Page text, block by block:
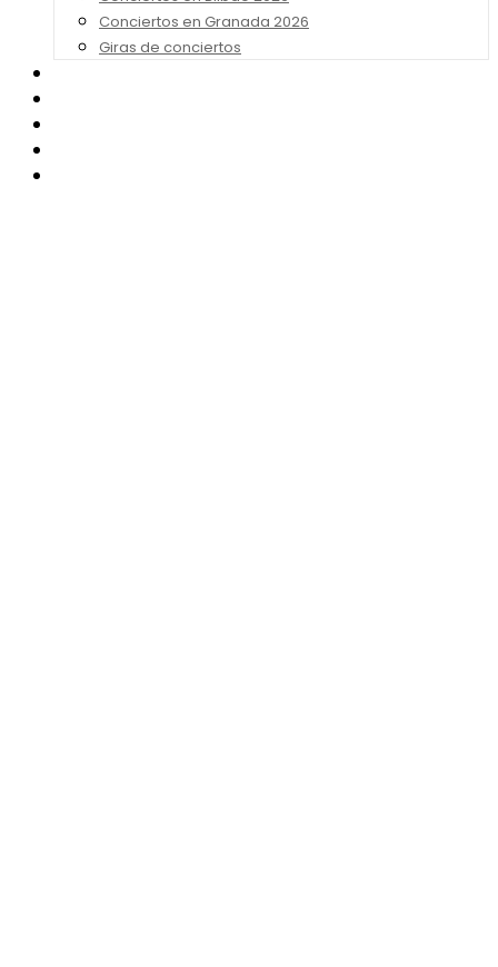
Conciertos en Granada 2026
Giras de conciertos